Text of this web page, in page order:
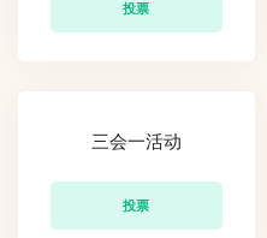
投票
三会一活动
投票